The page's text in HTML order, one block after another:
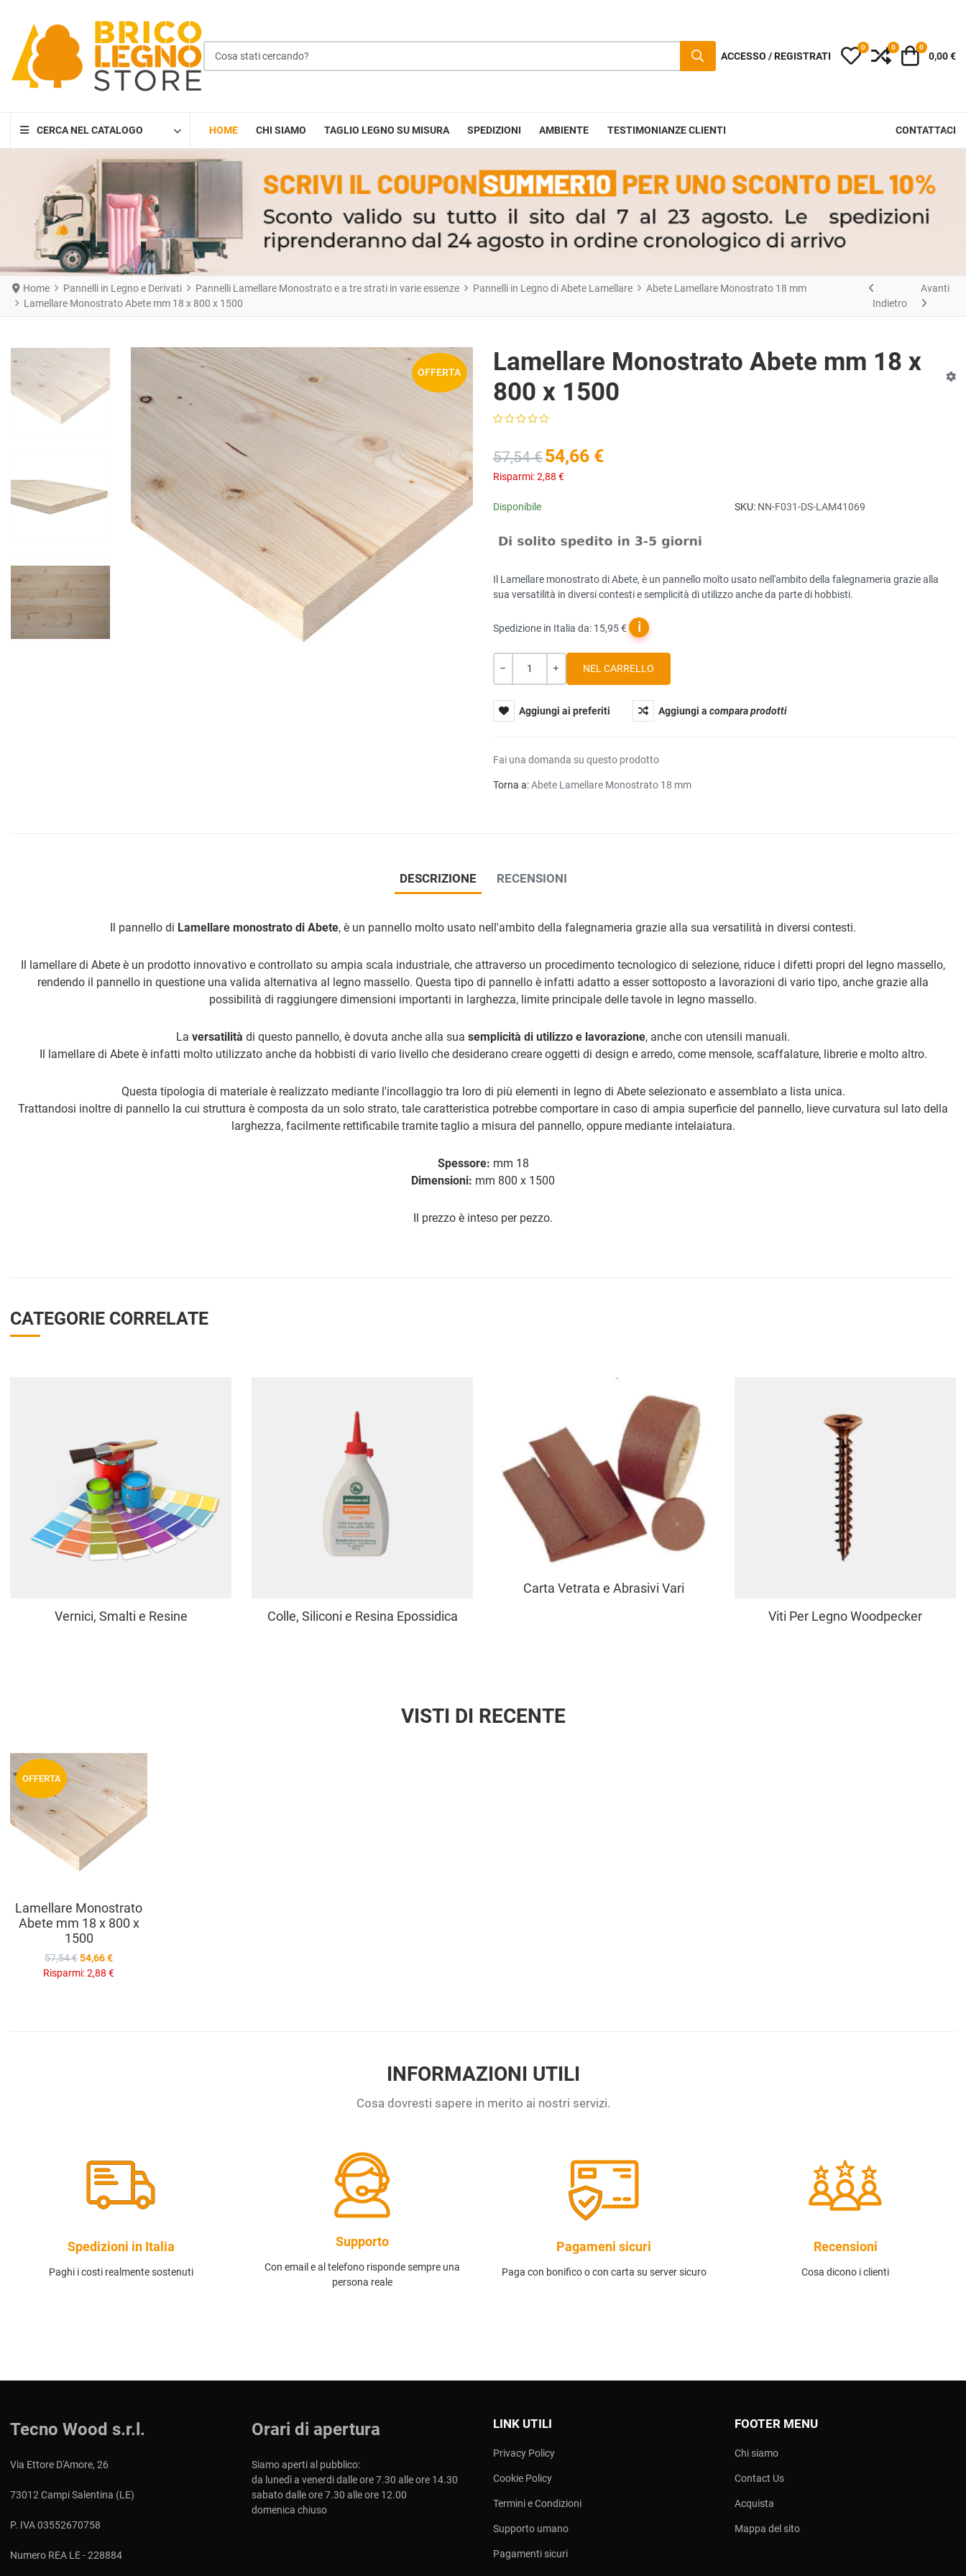
ACCESSO / REGISTRATI I miei preferiti
0 Compara
0 Carrello
0
0,00 €
CERCA NEL CATALOGO HOME CHI SIAMO TAGLIO LEGNO SU MISURA SPEDIZIONI AMBIENTE TESTIMONIANZE CLIENTI CONTATTACI
Home Pannelli in Legno e Derivati Pannelli Lamellare Monostrato e a tre strati in varie essenze Pannelli in Legno di Abete Lamellare
Abete Lamellare Monostrato 18 mm
Lamellare Monostrato Abete mm 18 x 800 x 1500
Indietro
Avanti
OFFERTA
Lamellare Monostrato Abete mm 18 x
800 x 1500
57,54 €54,66 €
Risparmi:2,88 €
Disponibile SKU: NN-F031-DS-LAM41069
Il Lamellare monostrato di Abete, è un pannello molto usato nell'ambito della falegnameria grazie alla
sua versatilità in diversi contesti e semplicità di utilizzo anche da parte di hobbisti.
Spedizione in Italia da: 15,95 € ℹ
Quantità
Aggiungi ai preferiti Aggiungi acompara prodotti
Fai una domanda su questo prodotto
Torna a:Abete Lamellare Monostrato 18 mm
DESCRIZIONE RECENSIONI
Il pannello di Lamellare monostrato di Abete, è un pannello molto usato nell'ambito della falegnameria grazie alla sua versatilità in diversi contesti.
Il lamellare di Abete è un prodotto innovativo e controllato su ampia scala industriale, che attraverso un procedimento tecnologico di selezione, riduce i difetti propri del legno massello,
rendendo il pannello in questione una valida alternativa al legno massello. Questa tipo di pannello è infatti adatto a esser sottoposto a lavorazioni di vario tipo, anche grazie alla
possibilità di raggiungere dimensioni importanti in larghezza, limite principale delle tavole in legno massello.
La versatilità di questo pannello, è dovuta anche alla sua semplicità di utilizzo e lavorazione, anche con utensili manuali.
Il lamellare di Abete è infatti molto utilizzato anche da hobbisti di vario livello che desiderano creare oggetti di design e arredo, come mensole, scaffalature, librerie e molto altro.
Questa tipologia di materiale è realizzato mediante l'incollaggio tra loro di più elementi in legno di Abete selezionato e assemblato a lista unica.
Trattandosi inoltre di pannello la cui struttura è composta da un solo strato, tale caratteristica potrebbe comportare in caso di ampia superficie del pannello, lieve curvatura sul lato della
larghezza, facilmente rettificabile tramite taglio a misura del pannello, oppure mediante intelaiatura.
Spessore: mm 18
Dimensioni: mm 800 x 1500
Il prezzo è inteso per pezzo.
CATEGORIE CORRELATE
Vernici, Smalti e Resine Colle, Siliconi e Resina Epossidica
Carta Vetrata e Abrasivi Vari
Viti Per Legno Woodpecker
VISTI DI RECENTE
OFFERTA
Lamellare Monostrato
Abete mm 18 x 800 x
1500
57,54 €54,66 €
Risparmi:2,88 €
INFORMAZIONI UTILI
Cosa dovresti sapere in merito ai nostri servizi.
Spedizioni in Italia
Paghi i costi realmente sostenuti
Supporto
Con email e al telefono risponde sempre una
persona reale
Pagameni sicuri
Paga con bonifico o con carta su server sicuro
Recensioni
Cosa dicono i clienti
Tecno Wood s.r.l.
Via Ettore D'Amore, 26
73012 Campi Salentina (LE)
P. IVA 03552670758
Numero REA LE - 228884
Orari di apertura
Siamo aperti al pubblico:
da lunedì a venerdi dalle ore 7.30 alle ore 14.30
sabato dalle ore 7.30 alle ore 12.00
domenica chiuso
LINK UTILI
Privacy Policy
Cookie Policy
Termini e Condizioni
Supporto umano
Pagamenti sicuri
FOOTER MENU
Chi siamo
Contact Us
Acquista
Mappa del sito